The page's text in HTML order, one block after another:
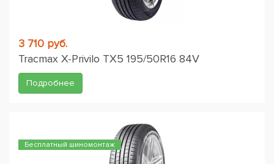
3 710 руб.
Tracmax X-Privilo TX5 195/50R16 84V
Подробнее
Бесплатный шиномонтаж